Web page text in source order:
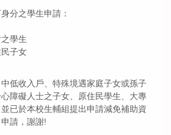
分之學生申請：
學生
子女
低收入戶、特殊境遇家庭子女或孫子
障礙人士之子女、原住民學生、大專
已於本校生輔組提出申請減免補助資
請，謝謝!